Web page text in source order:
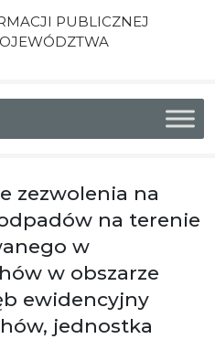
PUBLICZNEJ
zezwolenia na
odpadów na terenie
w
w obszarze
ewidencyjny
jednostka